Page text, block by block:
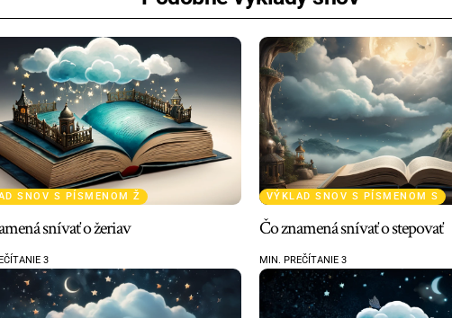
SNOV S PÍSMENOM Ž
snívať o žeriav
3
VÝKLAD SNOV S PÍSMENOM S
Čo znamená snívať o stepovať
MIN. PREČÍTANIE 3